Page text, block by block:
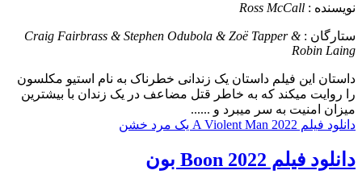
نویسنده : Ross McCall
ستارگان :Craig Fairbrass & Stephen Odubola & Zoë Tapper &
Robin Laing
داستان این فیلم داستان یک زندانی خطرناک به نام استیو مکلسون
را روایت میکند که به خاطر قتل مضاعف در یک زندان با بیشترین
میزان امنیت به سر میبرد و ......
دانلود فیلم A Violent Man 2022 یک مرد خشن
دانلود فیلم Boon 2022 بون